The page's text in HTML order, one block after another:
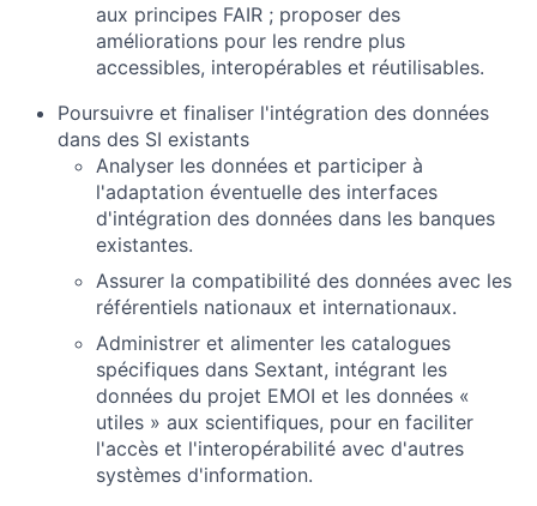
aux principes FAIR ; proposer des
améliorations pour les rendre plus
accessibles, interopérables et réutilisables.
Poursuivre et finaliser l'intégration des données
dans des SI existants
Analyser les données et participer à
l'adaptation éventuelle des interfaces
d'intégration des données dans les banques
existantes.
Assurer la compatibilité des données avec les
référentiels nationaux et internationaux.
Administrer et alimenter les catalogues
spécifiques dans Sextant, intégrant les
données du projet EMOI et les données «
utiles » aux scientifiques, pour en faciliter
l'accès et l'interopérabilité avec d'autres
systèmes d'information.